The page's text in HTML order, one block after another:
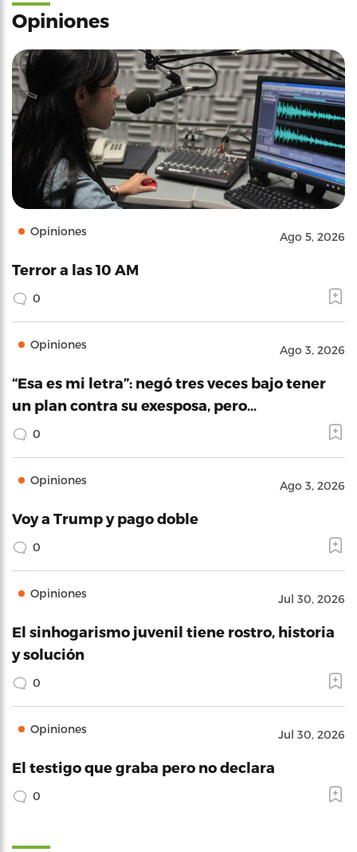
Opiniones
Opiniones Ago 5, 2026
Terror a las 10 AM
0
Opiniones Ago 3, 2026
“Esa es mi letra”: negó tres veces bajo tener
un plan contra su exesposa, pero…
0
Opiniones Ago 3, 2026
Voy a Trump y pago doble
0
Opiniones Jul 30, 2026
El sinhogarismo juvenil tiene rostro, historia
y solución
0
Opiniones Jul 30, 2026
El testigo que graba pero no declara
0